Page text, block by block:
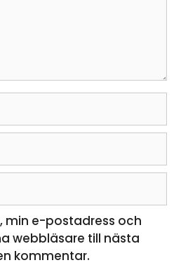
min e-postadress och
webbläsare till nästa
kommentar.